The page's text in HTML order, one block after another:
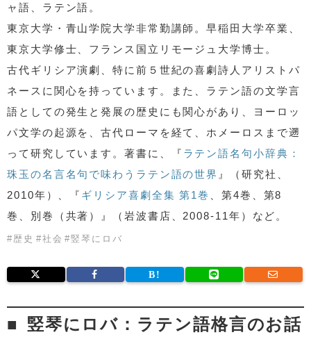
ャ語、ラテン語。
東京大学・青山学院大学非常勤講師。早稲田大学卒業、
東京大学修士、フランス国立リモージュ大学博士。
古代ギリシア演劇、特に前５世紀の喜劇詩人アリストパ
ネースに関心を持っています。また、ラテン語の文学言
語としての発生と発展の歴史にも関心があり、ヨーロッ
パ文学の起源を、古代ローマを経て、ホメーロスまで遡
って研究しています。著書に、『 ラテン語名句小辞典：
珠玉の名言名句で味わうラテン語の世界 』（研究社、
2010年）、『 ギリシア喜劇全集 第1巻
、第4巻、第8
巻、別巻（共著）』（岩波書店、2008-11年）など。
# 歴史 #社会 #竪琴にロバ
竪琴にロバ：ラテン語格言のお話